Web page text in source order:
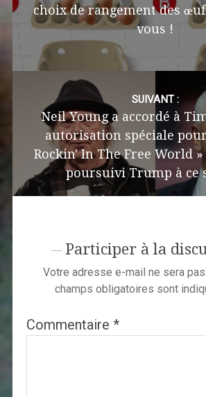
choix de rangement des
vous !
SUIVANT :
Neil Young a accordé à
autorisation spéciale
Rockin' In The Free World
poursuivi Trump à ce
Participer à la
Votre adresse e-mail ne sera
champs obligatoires sont
Commentaire *